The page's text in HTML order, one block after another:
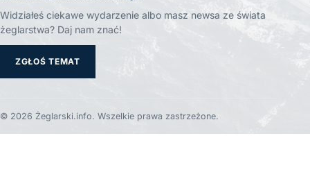
Widziałeś ciekawe wydarzenie albo masz newsa ze świata
żeglarstwa? Daj nam znać!
ZGŁOŚ TEMAT
© 2026 Żeglarski.info. Wszelkie prawa zastrzeżone.